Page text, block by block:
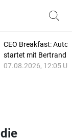
CEO Breakfast:
startet mit Bertrand
07.08.2026, 12:05